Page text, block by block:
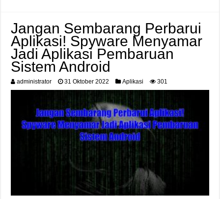
Jangan Sembarang Perbarui
Aplikasi! Spyware Menyamar
Jadi Aplikasi Pembaruan
Sistem Android
administrator 31 Oktober 2022 Aplikasi 301